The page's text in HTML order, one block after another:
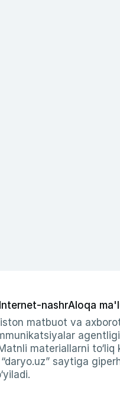
Internet-nashrAloqa
matbuot va
materiallarni
saytiga